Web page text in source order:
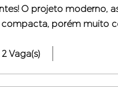
O projeto moderno,
porém muito
d ...
2 Vaga(s)